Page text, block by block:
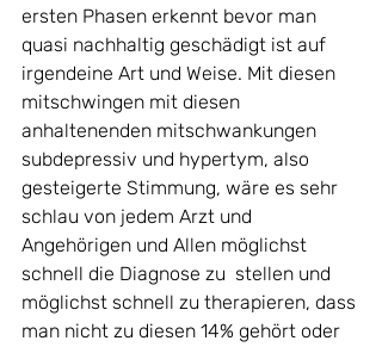
ersten Phasen erkennt bevor man
quasi nachhaltig geschädigt ist auf
irgendeine Art und Weise. Mit diesen
mitschwingen mit diesen
anhaltenenden mitschwankungen
subdepressiv und hypertym, also
gesteigerte Stimmung, wäre es sehr
schlau von jedem Arzt und
Angehörigen und Allen möglichst
schnell die Diagnose zu  stellen und
möglichst schnell zu therapieren, dass
man nicht zu diesen 14% gehört oder